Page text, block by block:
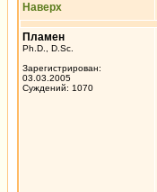
Наверх
Пламен
Ph.D., D.Sc.
Зарегистрирован:
03.03.2005
Суждений: 1070